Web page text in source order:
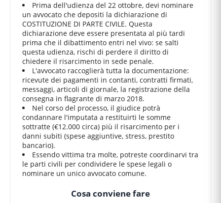
Prima dell'udienza del 22 ottobre, devi nominare
un avvocato che depositi la dichiarazione di
COSTITUZIONE DI PARTE CIVILE. Questa
dichiarazione deve essere presentata al più tardi
prima che il dibattimento entri nel vivo: se salti
questa udienza, rischi di perdere il diritto di
chiedere il risarcimento in sede penale.
L'avvocato raccoglierà tutta la documentazione:
ricevute dei pagamenti in contanti, contratti firmati,
messaggi, articoli di giornale, la registrazione della
consegna in flagrante di marzo 2018.
Nel corso del processo, il giudice potrà
condannare l'imputata a restituirti le somme
sottratte (€12.000 circa) più il risarcimento per i
danni subiti (spese aggiuntive, stress, prestito
bancario).
Essendo vittima tra molte, potreste coordinarvi tra
le parti civili per condividere le spese legali o
nominare un unico avvocato comune.
Cosa conviene fare